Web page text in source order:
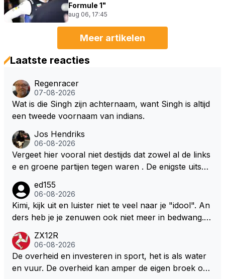
Formule 1"
aug 06, 17:45
Meer artikelen
Laatste reacties
Regenracer
07-08-2026
Wat is die Singh zijn achternaam, want Singh is altijd
een tweede voornaam van indians.
Jos Hendriks
06-08-2026
Vergeet hier vooral niet destijds dat zowel al de links
e en groene partijen tegen waren . De enigste uitspr
over dan kunnen ze hun eigen uitlaat gassen inade
men maar niet wetende was dat de F1 motor schone
r is dan een normale auto. Dus denk echt niet dat de
ters zullen steunen laat staan om een euro in het cir
cuit Zandvoort te steken
ed155
06-08-2026
Kimi, kijk uit en luister niet te veel naar je "idool". An
ders heb je je zenuwen ook niet meer in bedwang. Zi
Marquez/Jos ? Veel gezelliger
ZX12R
06-08-2026
De overheid en investeren in sport, het is als water
en vuur. De overheid kan amper de eigen broek oph